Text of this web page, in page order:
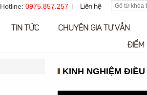
Hotline: 0975.857.257 Liên hệ
TIN TỨC CHUYÊN GIA TƯ VẤN
ĐIỂM
KINH NGHIỆM ĐIỀU